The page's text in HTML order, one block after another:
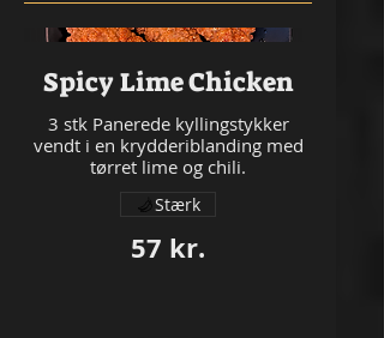
Spicy Lime Chicken
3 stk Panerede kyllingstykker
vendt i en krydderiblanding med
tørret lime og chili.
57 kr.
Stærk